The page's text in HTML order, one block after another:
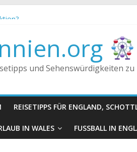
und England
und Sehenswürdigkeiten zu
REISETIPPS FÜR ENGLAND,
IN WALES FUSSBALL IN